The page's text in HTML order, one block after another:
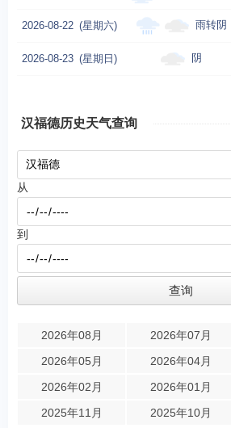
2026-08-22 (星期六) 雨转阴
2026-08-23 (星期日) 阴
汉福德历史天气查询
从
到
2026年08月 2026年07月
2026年05月
2026年04月
2026年02月
2026年01月
2025年11月
2025年10月